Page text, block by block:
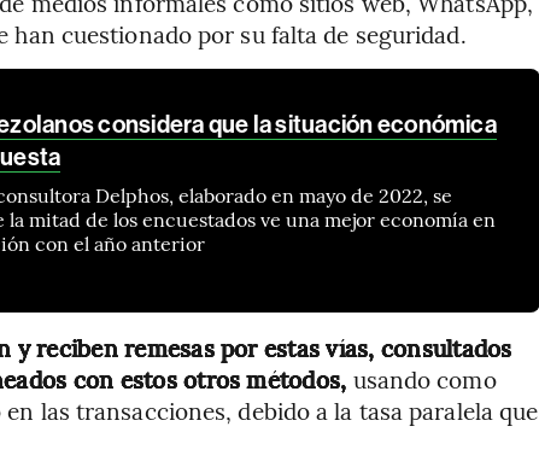
cuestionado por su falta de seguridad.
considera que la situación económica
Delphos, elaborado en mayo de 2022, se
la mitad de los encuestados ve una mejor economía en
con el año anterior
reciben remesas por estas vías, consultados
con estos otros métodos, usando como
las transacciones, debido a la tasa paralela que